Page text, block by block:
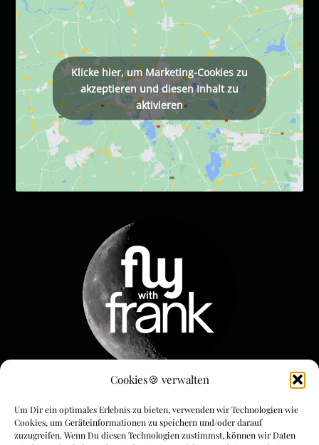
Cookies🍪 verwalten
Um Dir ein optimales Erlebnis zu bieten, verwenden wir Technologien wie
Cookies, um Geräteinformationen zu speichern und/oder darauf
zuzugreifen. Wenn Du diesen Technologien zustimmst, können wir Daten
Klicke hier, um Marketing-Cookies zu
akzeptieren und diesen Inhalt zu
aktivieren
FLYwithFrank